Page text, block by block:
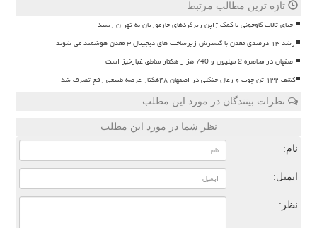
تازه ترین مطالب مرتبط
احیای تالاب گاوخونی با کمک ژاپن ریزگردهای جازموریان به تهران رسید
رشد ۱۳ درصدی معدن با گسترش زیرساخت های دیجیتال ۳ معدن هوشمند می شوند
اصفهان در محاصره 2 میلیون و 740 هزار هکتار مناطق غبارخیز است
کشف ۱۳۲ تن چوب و زغال جنگلی در اصفهان ۴۸هکتار عرصه طبیعی رفع تصرف شد
نظرات بینندگان در مورد این مطلب
نظر شما در مورد این مطلب
نام:
ایمیل:
نظر: